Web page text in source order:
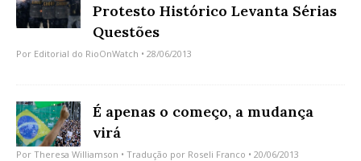
Protesto Histórico Levanta Sérias
Questões
Por Editorial do RioOnWatch • 28/06/2013
É apenas o começo, a mudança
virá
Por Theresa Williamson • Tradução por Roseli Franco • 20/06/2013